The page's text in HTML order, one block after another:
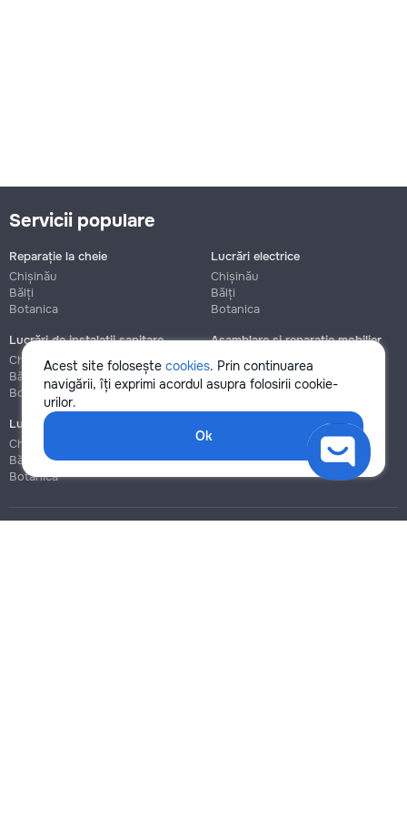
Acest site folosește cookies. Prin continuarea
navigării, îți exprimi acordul asupra folosirii cookie-
urilor.
Ok
Servicii populare
Reparație la cheie
Chișinău
Bălți
Botanica
Lucrări electrice
Chișinău
Bălți
Botanica
Lucrări de instalații sanitare
Chișinău
Bălți
Botanica
Asamblare și reparație mobilier
Chișinău
Botanica
Lucrări de construcție și instalare
Chișinău
Bălți
Botanica